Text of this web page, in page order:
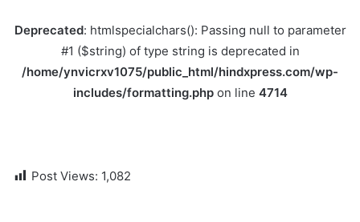
Deprecated: htmlspecialchars(): Passing null to parameter
#1 ($string) of type string is deprecated in
/home/ynvicrxv1075/public_html/hindxpress.com/wp-
includes/formatting.phpon line 4714
Post Views: 1,082